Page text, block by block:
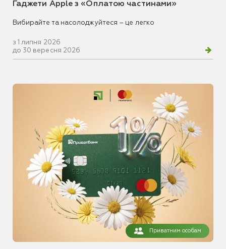
Гаджети Apple з «Оплатою частинами»
Вибирайте та насолоджуйтеся – це легко
з 1 липня 2026
до 30 вересня 2026
Приватним особам